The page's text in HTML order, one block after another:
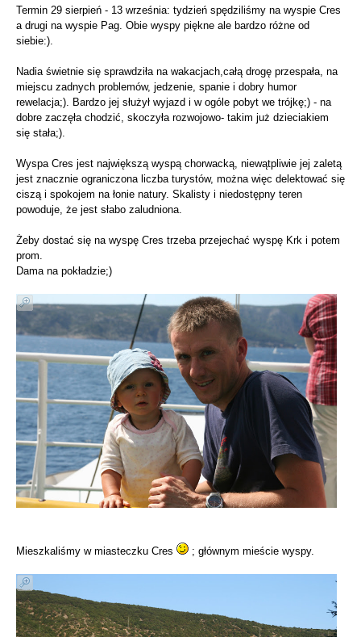
Termin 29 sierpień - 13 września: tydzień spędziliśmy na wyspie Cres
a drugi na wyspie Pag. Obie wyspy piękne ale bardzo różne od
siebie:).
Nadia świetnie się sprawdziła na wakacjach,całą drogę przespała, na
miejscu zadnych problemów, jedzenie, spanie i dobry humor
rewelacja;). Bardzo jej służył wyjazd i w ogóle pobyt we trójkę;) - na
dobre zaczęła chodzić, skoczyła rozwojowo- takim już dzieciakiem
się stała;).
Wyspa Cres jest największą wyspą chorwacką, niewątpliwie jej zaletą
jest znacznie ograniczona liczba turystów, można więc delektować się
ciszą i spokojem na łonie natury. Skalisty i niedostępny teren
powoduje, że jest słabo zaludniona.
Żeby dostać się na wyspę Cres trzeba przejechać wyspę Krk i potem
prom.
Dama na pokładzie;)
Mieszkaliśmy w miasteczku Cres ; głównym mieście wyspy.